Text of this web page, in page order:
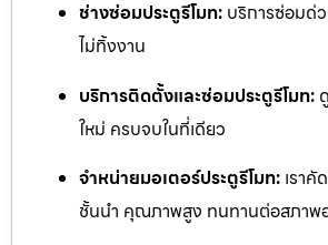
ช่างซ่อมประตูรีโมท: บริการซ่อมด่
ไม่ทิ้งงาน
บริการติดตั้งและซ่อมประตูรีโมท:
ใหม่ ครบจบในที่เดียว
จำหน่ายมอเตอร์ประตูรีโมท: เราคั
ชั้นนำ คุณภาพสูง ทนทานต่อสภาพ